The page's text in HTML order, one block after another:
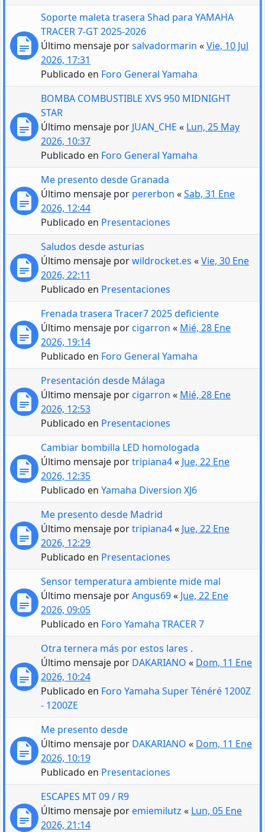
Soporte maleta trasera Shad para YAMAHA
TRACER 7-GT 2025-2026
Último mensaje porsalvadormarin «Vie, 10 Jul
2026, 17:31
Publicado en Foro General Yamaha
BOMBA COMBUSTIBLE XVS 950 MIDNIGHT
STAR
Último mensaje por JUAN_CHE « Lun, 25 May
2026, 10:37
Publicado en Foro General Yamaha
Me presento desde Granada
Último mensaje por pererbon «Sab, 31 Ene
2026, 12:44
Publicado en Presentaciones
Saludos desde asturias
Último mensaje porwildrocket.es «Vie, 30 Ene
2026, 22:11
Publicado en Presentaciones
Frenada trasera Tracer7 2025 deficiente
Último mensaje porcigarron « Mié, 28 Ene
2026, 19:14
Publicado en Foro General Yamaha
Presentación desde Málaga
Último mensaje porcigarron « Mié, 28 Ene
2026, 12:53
Publicado en Presentaciones
Cambiar bombilla LED homologada
Último mensaje portripiana4« Jue, 22 Ene
2026, 12:35
Publicado en Yamaha Diversion XJ6
Me presento desde Madrid
Último mensaje portripiana4« Jue, 22 Ene
2026, 12:29
Publicado en Presentaciones
Sensor temperatura ambiente mide mal
Último mensaje porAngus69« Jue, 22 Ene
2026, 09:05
Publicado en Foro Yamaha TRACER 7
Otra ternera más por estos lares .
Último mensaje por DAKARIANO « Dom, 11 Ene
2026, 10:24
Publicado en Foro Yamaha Super Ténéré 1200Z
- 1200ZE
Me presento desde
Último mensaje por DAKARIANO « Dom, 11 Ene
2026, 10:19
Publicado en Presentaciones
ESCAPES MT 09 / R9
Último mensaje poremiemilutz « Lun, 05 Ene
2026, 21:14